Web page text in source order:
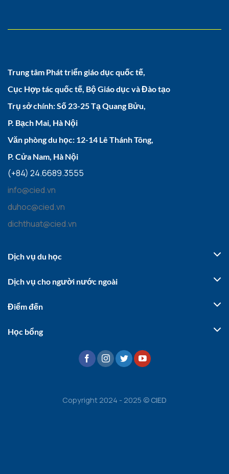
Trung tâm Phát triển giáo dục quốc tế,
Cục Hợp tác quốc tế, Bộ Giáo dục và Đào tạo
Trụ sở chính: Số 23-25 Tạ Quang Bửu,
P. Bạch Mai, Hà Nội
Văn phòng du học: 12-14 Lê Thánh Tông,
P. Cửa Nam, Hà Nội
(+84) 24.6689.3555
info@cied.vn
duhoc@cied.vn
dichthuat@cied.vn
Dịch vụ du học
Dịch vụ cho người nước ngoài
Điểm đến
Học bổng
Copyright 2024 - 2025 ©CIED